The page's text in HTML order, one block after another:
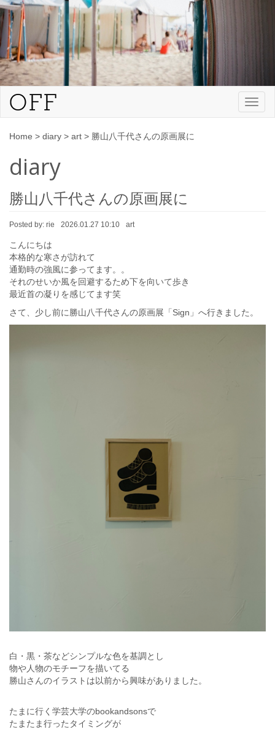
Home > diary > art > 勝山八千代さんの原画展に
diary
勝山八千代さんの原画展に
Posted by: rie 2026.01.27 10:10 art
こんにちは
本格的な寒さが訪れて
通勤時の強風に参ってます。。
それのせいか風を回避するため下を向いて歩き
最近首の凝りを感じてます笑
さて、少し前に勝山八千代さんの原画展「Sign」へ行きました。
白・黒・茶などシンプルな色を基調とし
物や人物のモチーフを描いてる
勝山さんのイラストは以前から興味がありました。
たまに行く学芸大学のbookandsonsで
たまたま行ったタイミングが